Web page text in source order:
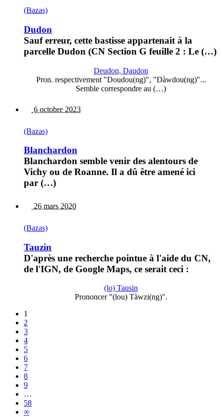
(Bazas)
Dudon
Sauf erreur, cette bastisse appartenait à la
parcelle Dudon (CN Section G feuille 2 : Le (…)
Deudon, Daudon
Pron. respectivement "Doudou(ng)", "Dàwdou(ng)"...
Semble correspondre au (…)
6 octobre 2023
(Bazas)
Blanchardon
Blanchardon semble venir des alentours de
Vichy ou de Roanne. Il a dû être amené ici
par (…)
26 mars 2020
(Bazas)
Tauzin
D'après une recherche pointue à l'aide du CN,
de l'IGN, de Google Maps, ce serait ceci :
(lo) Tausin
Prononcer "(lou) Tàwzi(ng)".
1
2
3
4
5
6
7
8
9
…
58
∞